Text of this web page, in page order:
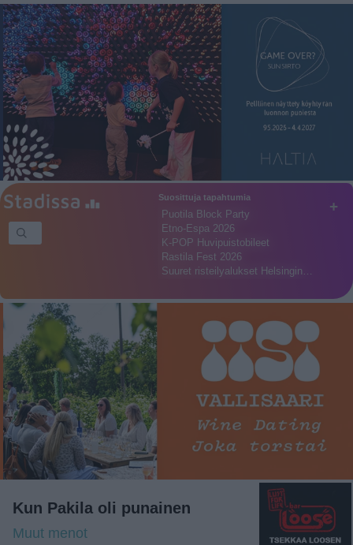
+
Suosittuja tapahtumia
Puotila Block Party
Etno-Espa 2026
K-POP Huvipuistobileet
Rastila Fest 2026
Suuret risteilyalukset Helsingin…
Kun Pakila oli punainen
Muut menot